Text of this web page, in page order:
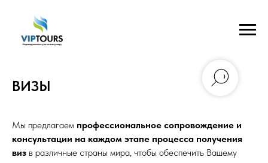
ВИЗЫ
Мы предлагаем профессиональное сопровождение и
консультации на каждом этапе процесса получения
виз в различные страны мира, чтобы обеспечить Вашему